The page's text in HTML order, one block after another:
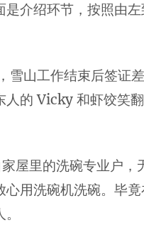
介绍环节，按照由
山工作结束后签证
的 Vicky 和虾饺笑
屋里的洗碗专业户，
用洗碗机洗碗。毕